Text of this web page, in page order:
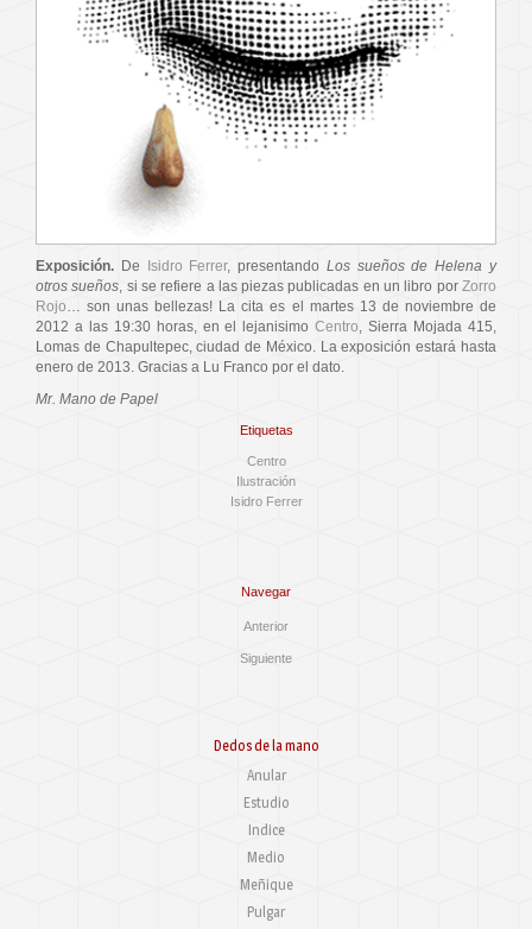
Exposición. De Isidro Ferrer, presentando Los sueños de Helena y
otros sueños , si se refiere a las piezas publicadas en un libro por Zorro
Rojo … son unas bellezas! La cita es el martes 13 de noviembre de
2012 a las 19:30 horas, en el lejanisimoCentro
, Sierra Mojada 415,
Lomas de Chapultepec, ciudad de México. La exposición estará hasta
enero de 2013. Gracias a Lu Franco por el dato.
Mr. Mano de Papel
Etiquetas
Centro
Ilustración
Isidro Ferrer
Navegar
Anterior
Siguiente
Dedos de la mano
Anular
Estudio
Indice
Medio
Meñique
Pulgar